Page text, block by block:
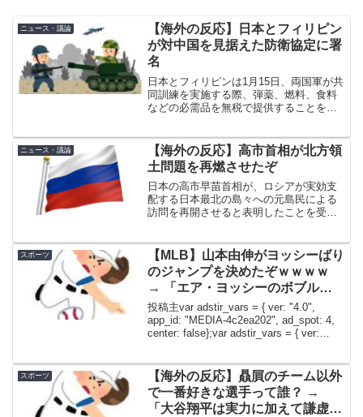
ニュース・議論
【海外の反応】日本とフィリピン
が対中国を見据えた防衛協定に署
名
日本とフィリピンは1月15日、両国軍が共
同訓練を実施する際、弾薬、燃料、食料
などの必需品を無税で提供することを可
抑止力を高めるとともに、自然災害への
備えを強化することを...
ニュース・議論
【海外の反応】高市首相が北方領
土問題を再燃させたぞ
日本の高市早苗首相が、ロシアが実効支
配する日本最北の島々への元島民による
訪問を再開させると表明したことを受
めぐる議論が再び活発化している。専門
家らは、ロシアによるウクラ...
スポーツ
【MLB】山本由伸がヨッシーばり
のジャンプを決めたぞｗｗｗｗ
→ 「エア・ヨッシーのボブルヘ
ッドが配られるぞ」「怪我しなく
て本当によかった…….」
投稿主var adstir_vars = { ver: "4.0",
app_id: "MEDIA-4c2ea202", ad_spot: 4,
center: false};var adstir_vars = { ver:
スポーツ
【海外の反応】贔屓のチーム以外
で一番好きな選手って誰？ →
「大谷翔平は実力に加えて謙虚な